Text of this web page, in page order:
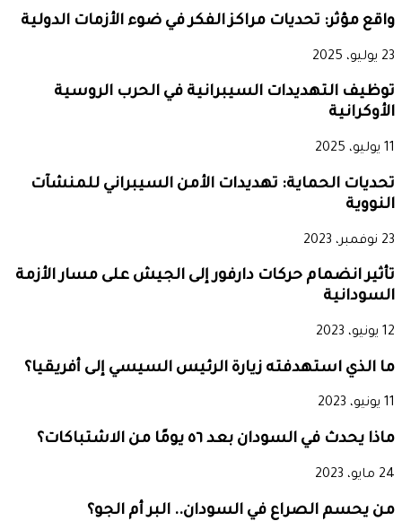
واقع مؤثر: تحديات مراكز الفكر في ضوء الأزمات الدولية
23 يوليو، 2025
توظيف التهديدات السيبرانية في الحرب الروسية
الأوكرانية
11 يوليو، 2025
تحديات الحماية: تهديدات الأمن السيبراني للمنشآت
النووية
23 نوفمبر، 2023
تأثير انضمام حركات دارفور إلى الجيش على مسار الأزمة
السودانية
12 يونيو، 2023
ما الذي استهدفته زيارة الرئيس السيسي إلى أفريقيا؟
11 يونيو، 2023
ماذا يحدث في السودان بعد ٥٦ يومًا من الاشتباكات؟
24 مايو، 2023
من يحسم الصراع في السودان.. البر أم الجو؟